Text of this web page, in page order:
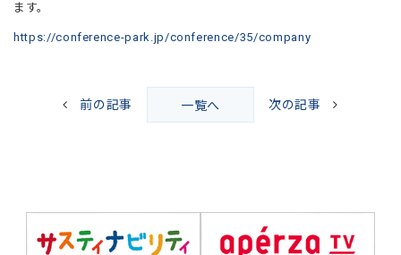
ます。
https://conference-park.jp/conference/35/company
前の記事 一覧へ 次の記事